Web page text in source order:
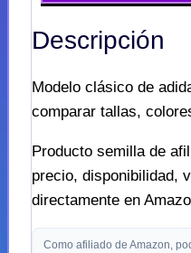
Descripción
Modelo clásico de
comparar tallas,
Producto semilla de
precio, disponibilidad,
directamente en
Como afiliado de Amazon,